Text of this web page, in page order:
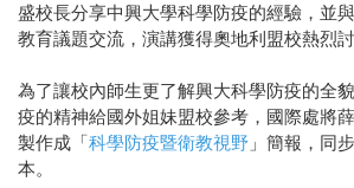
盛校長分享中興大學科學防疫的經驗，並
教育議題交流，演講獲得奧地利盟校熱烈討
為了讓校內師生更了解興大科學防疫的全
疫的精神給國外姐妹盟校參考，國際處將
製作成「科學防疫暨衛教視野 」簡報，同
本。